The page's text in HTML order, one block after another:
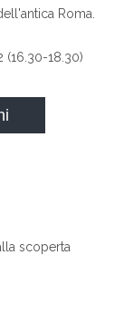
Roma.
18.30)
scoperta